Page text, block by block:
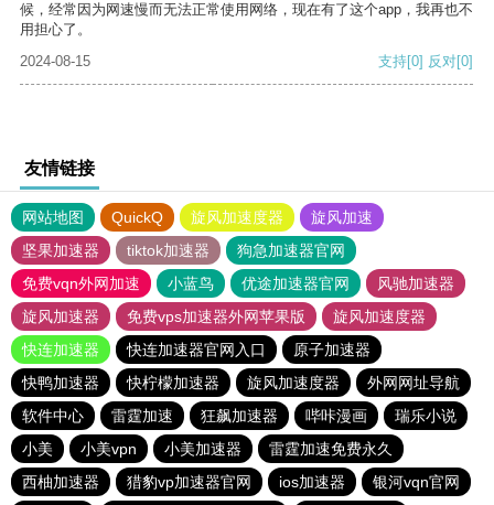
候，经常因为网速慢而无法正常使用网络，现在有了这个app，我再也不
用担心了。
2024-08-15
支持[0] 反对[0]
友情链接
网站地图 QuickQ 旋风加速度器
旋风加速
坚果加速器
tiktok加速器
狗急加速器官网
免费vqn外网加速
小蓝鸟 优途加速器官网
风驰加速器
旋风加速器
免费vps加速器外网苹果版
旋风加速度器
快连加速器
快连加速器官网入口
原子加速器
快鸭加速器
快柠檬加速器 旋风加速度器
外网网址导航
软件中心
雷霆加速 狂飙加速器 哔咔漫画
瑞乐小说
小美
小美vpn 小美加速器
雷霆加速免费永久
西柚加速器
猎豹vp加速器官网 ios加速器
银河vqn官网